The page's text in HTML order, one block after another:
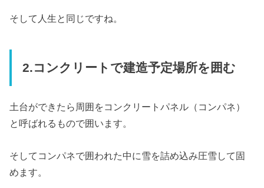
そして人生と同じですね。
2.コンクリートで建造予定場所を囲む
土台ができたら周囲をコンクリートパネル（コンパネ）
と呼ばれるもので囲います。
そしてコンパネで囲われた中に雪を詰め込み圧雪して固
めます。